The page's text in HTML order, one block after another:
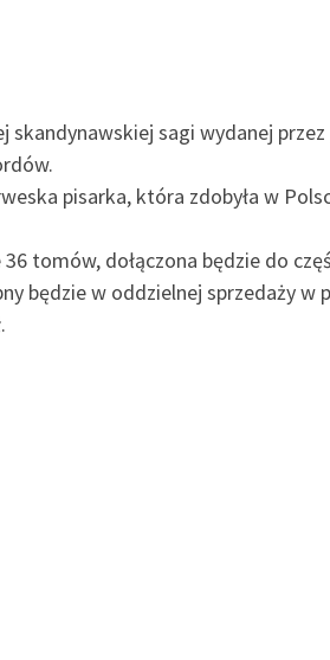
sagi wydanej
pisarka, która zdobyła w
tomów, dołączona będzie do
będzie w oddzielnej sprzedaży w